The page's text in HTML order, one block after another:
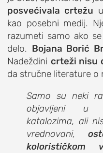
posvećivala crtežu
kao posebni medij.
razumeti samo ako
delo. Bojana Borić
Nadeždini crteži nisu
da stručne literature o
Samo su neki
objavljeni u
katalozima, ali
vrednovani,
kolorističkom